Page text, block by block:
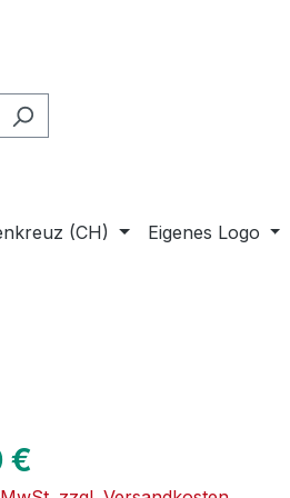
(CH) Eigenes Logo
€